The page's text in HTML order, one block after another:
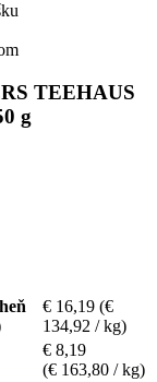
TEEHAUS
g
€ 16,19 (€
134,92 / kg)
€ 8,19
(€ 163,80 / kg)